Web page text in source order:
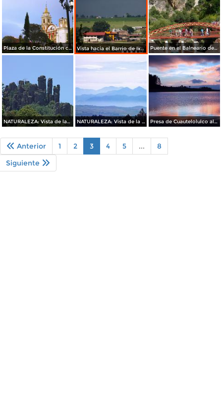
Plaza de la Constitución con la Parroquia al fondo Vista hacia el Barrio de Ixtlahuaca Puente en el Balneario de Aguas Termales
NATURALEZA: Vista de las Formaciones Rocosas "Los Órganos" NATURALEZA: Vista de la serranía Presa de Cuautelolulco al ocaso
Anterior 1 2 3 4 5 ...
8
Siguiente